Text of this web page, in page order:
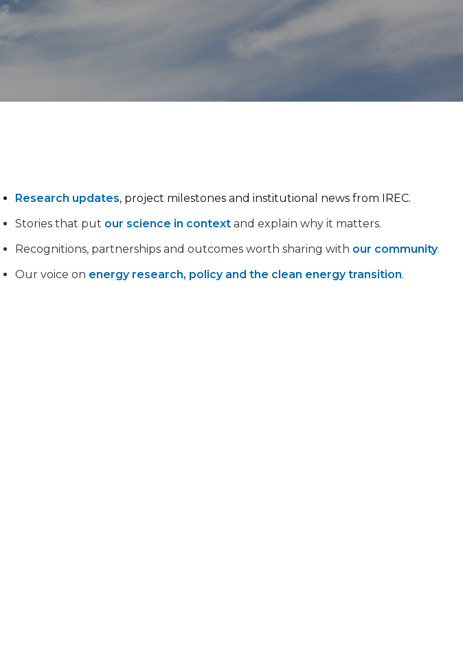
Research updates, project milestones and institutional news from IREC.
Stories that put our science in context and explain why it matters.
Recognitions, partnerships and outcomes worth sharing with our community.
Our voice on energy research, policy and the clean energy transition.